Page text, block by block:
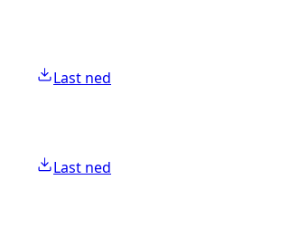
Last ned
Last ned